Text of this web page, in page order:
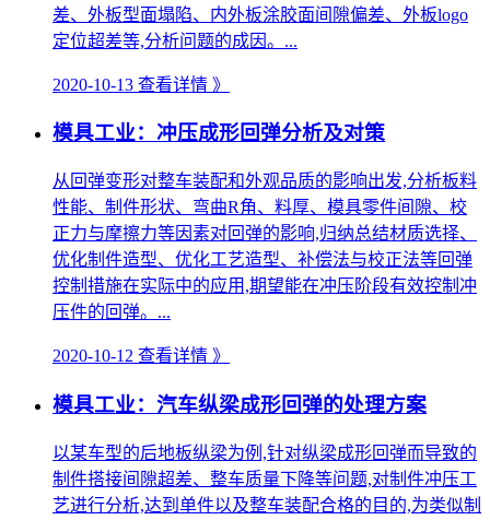
差、外板型面塌陷、内外板涂胶面间隙偏差、外板logo
定位超差等,分析问题的成因。...
2020-10-13 查看详情 》
模具工业：冲压成形回弹分析及对策
从回弹变形对整车装配和外观品质的影响出发,分析板料
性能、制件形状、弯曲R角、料厚、模具零件间隙、校
正力与摩擦力等因素对回弹的影响,归纳总结材质选择、
优化制件造型、优化工艺造型、补偿法与校正法等回弹
控制措施在实际中的应用,期望能在冲压阶段有效控制冲
压件的回弹。...
2020-10-12 查看详情 》
模具工业：汽车纵梁成形回弹的处理方案
以某车型的后地板纵梁为例,针对纵梁成形回弹而导致的
制件搭接间隙超差、整车质量下降等问题,对制件冲压工
艺进行分析,达到单件以及整车装配合格的目的,为类似制